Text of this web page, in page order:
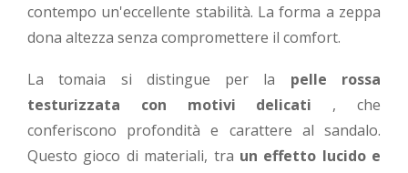
contempo un'eccellente stabilità. La forma a zeppa
dona altezza senza compromettere il comfort.
La tomaia si distingue per la pelle rossa
testurizzata con motivi delicati , che
conferiscono profondità e carattere al sandalo.
Questo gioco di materiali, tra un effetto lucido e